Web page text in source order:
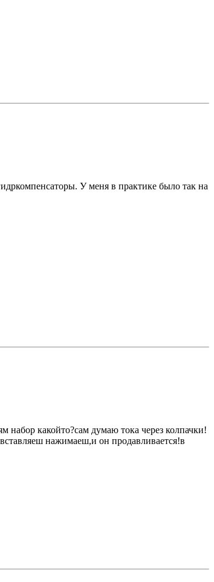
У меня в практике было так на
какойто?сам думаю тока через колпачки!
нажимаеш,и он продавливается!в